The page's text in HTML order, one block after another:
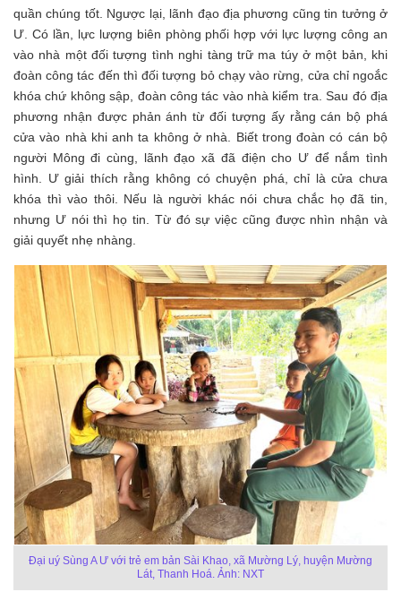
quần chúng tốt. Ngược lại, lãnh đạo địa phương cũng tin tưởng ở
Ư. Có lần, lực lượng biên phòng phối hợp với lực lượng công an
vào nhà một đối tượng tình nghi tàng trữ ma túy ở một bản, khi
đoàn công tác đến thì đối tượng bỏ chạy vào rừng, cửa chỉ ngoắc
khóa chứ không sập, đoàn công tác vào nhà kiểm tra. Sau đó địa
phương nhận được phản ánh từ đối tượng ấy rằng cán bộ phá
cửa vào nhà khi anh ta không ở nhà. Biết trong đoàn có cán bộ
người Mông đi cùng, lãnh đạo xã đã điện cho Ư để nắm tình
hình. Ư giải thích rằng không có chuyện phá, chỉ là cửa chưa
khóa thì vào thôi. Nếu là người khác nói chưa chắc họ đã tin,
nhưng Ư nói thì họ tin. Từ đó sự việc cũng được nhìn nhận và
giải quyết nhẹ nhàng.
Đại uý Sùng A Ư với trẻ em bản Sài Khao, xã Mường Lý, huyện Mường
Lát, Thanh Hoá. Ảnh: NXT